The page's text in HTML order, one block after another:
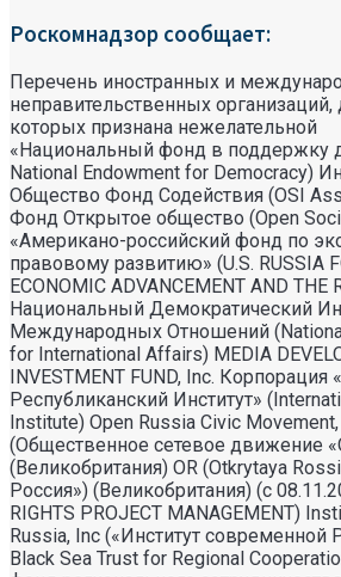
Роскомнадзор сообщает:
Перечень иностранных и
неправительственных организаций,
которых признана нежелательной
«Национальный фонд в поддержку
National Endowment for Democracy)
Общество Фонд Содействия (OSI
Фонд Открытое общество (Open
«Американо-российский фонд по
правовому развитию» (U.S. RUSSIA
ECONOMIC ADVANCEMENT AND THE
Национальный Демократический
Международных Отношений
for International Affairs) MEDIA
INVESTMENT FUND, Inc.
Республиканский Институт»
Institute) Open Russia Civic
(Общественное сетевое движение
(Великобритания) OR (Otkrytaya
Россия») (Великобритания) (с
RIGHTS PROJECT MANAGEMENT)
Russia, Inc («Институт современной
Black Sea Trust for Regional